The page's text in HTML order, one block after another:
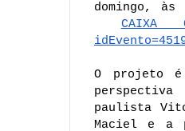
CAIXA
O projeto
paulista
Maciel e a